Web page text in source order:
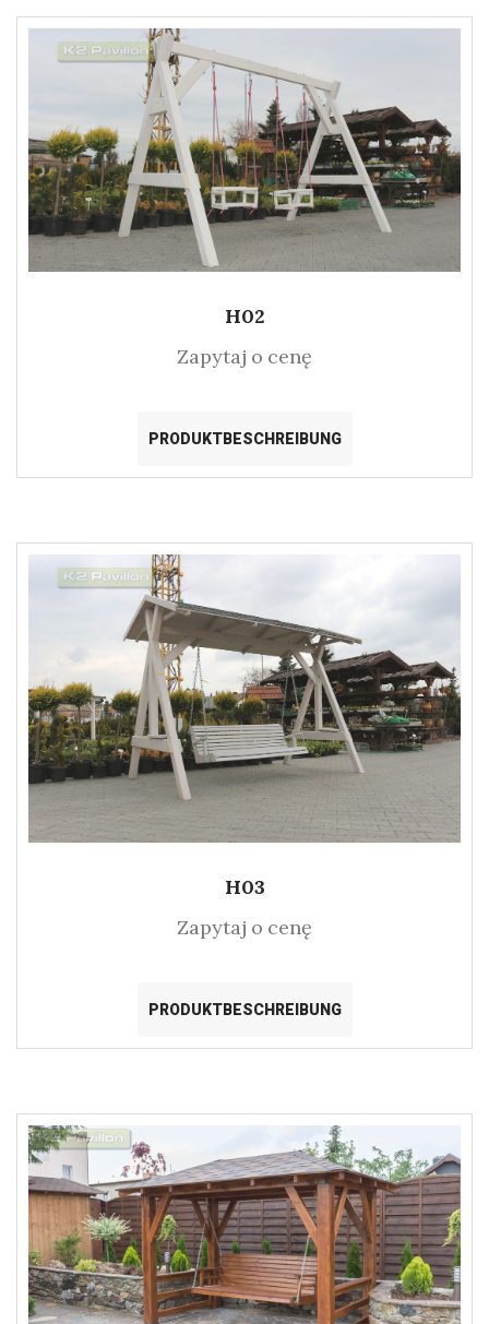
H02
Zapytaj o cenę
PRODUKTBESCHREIBUNG
H03
Zapytaj o cenę
PRODUKTBESCHREIBUNG